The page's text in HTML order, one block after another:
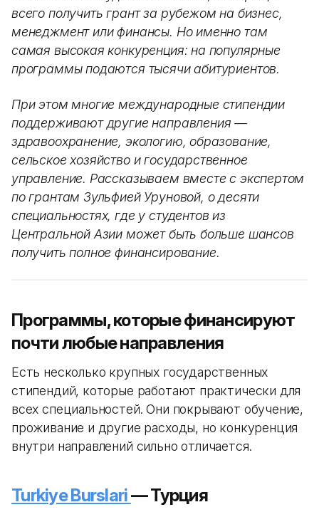
всего получить грант за рубежом на бизнес,
менеджмент или финансы. Но именно там
самая высокая конкуренция: на популярные
программы подаются тысячи абитуриентов.
При этом многие международные стипендии
поддерживают другие направления —
здравоохранение, экологию, образование,
сельское хозяйство и государственное
управление. Рассказываем вместе с экспертом
по грантам Зульфией Уруновой, о десяти
специальностях, где у студентов из
Центральной Азии может быть больше шансов
получить полное финансирование.
Программы, которые финансируют
почти любые направления
Есть несколько крупных государственных
стипендий, которые работают практически для
всех специальностей. Они покрывают обучение,
проживание и другие расходы, но конкуренция
внутри направлений сильно отличается.
Turkiye Burslari— Турция